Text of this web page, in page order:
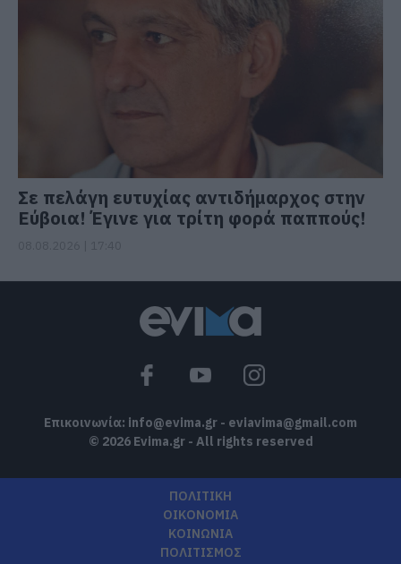
Σε πελάγη ευτυχίας αντιδήμαρχος στην
Εύβοια! Έγινε για τρίτη φορά παππούς!
Επικοινωνία: info@evima.gr - eviavima@gmail.com
© 2026 Evima.gr - All rights reserved
ΠΟΛΙΤΙΚΗ
ΟΙΚΟΝΟΜΙΑ
ΚΟΙΝΩΝΙΑ
ΠΟΛΙΤΙΣΜΟΣ